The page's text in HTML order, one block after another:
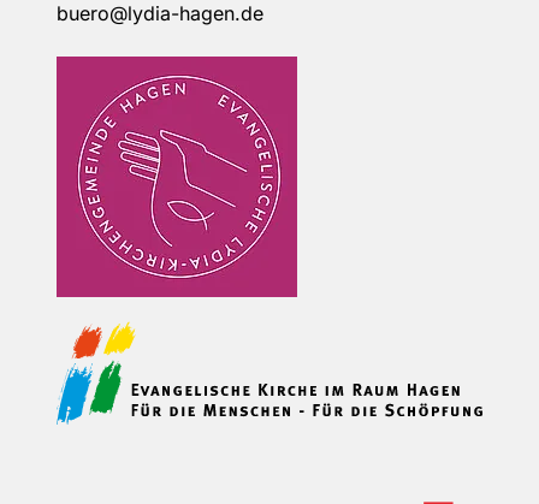
buero@lydia-hagen.de